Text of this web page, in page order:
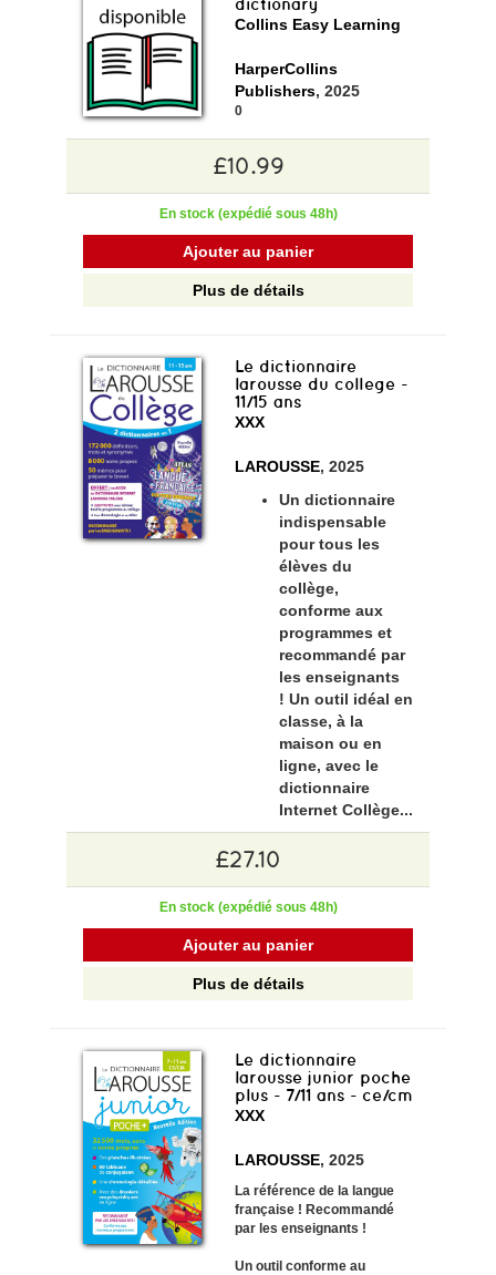
dictionary
Collins Easy Learning
HarperCollins
Publishers, 2025
0
£10.99
En stock (expédié sous 48h)
Ajouter au panier
Plus de détails
Le dictionnaire
larousse du college -
11/15 ans
XXX
LAROUSSE, 2025
Un dictionnaire
indispensable
pour tous les
élèves du
collège,
conforme aux
programmes et
recommandé par
les enseignants
! Un outil idéal en
classe, à la
maison ou en
ligne, avec le
dictionnaire
Internet Collège...
£27.10
En stock (expédié sous 48h)
Ajouter au panier
Plus de détails
Le dictionnaire
larousse junior poche
plus - 7/11 ans - ce/cm
XXX
LAROUSSE, 2025
La référence de la langue
française ! Recommandé
par les enseignants !
Un outil conforme au